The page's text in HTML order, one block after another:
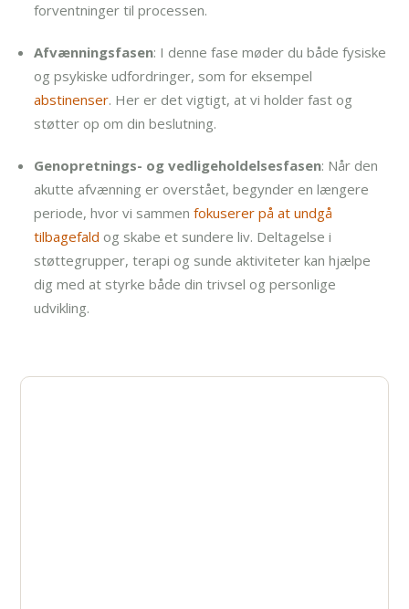
forventninger til processen.
Afvænningsfasen: I denne fase møder du både fysiske
og psykiske udfordringer, som for eksempel
abstinenser. Her er det vigtigt, at vi holder fast og
støtter op om din beslutning.
Genopretnings- og vedligeholdelsesfasen: Når den
akutte afvænning er overstået, begynder en længere
periode, hvor vi sammenfokuserer på at undgå
tilbagefald og skabe et sundere liv. Deltagelse i
støttegrupper, terapi og sunde aktiviteter kan hjælpe
dig med at styrke både din trivsel og personlige
udvikling.